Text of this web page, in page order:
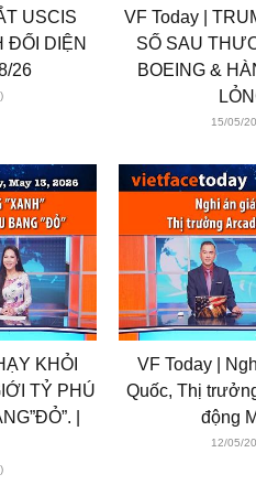
USCIS
ĐỐI DIỆN
26
VF Today |
SỐ SAU
BOEING &
15/05/
KHỎI
TỶ PHÚ
|
VF Today |
Quốc, Thị
động
12/05/